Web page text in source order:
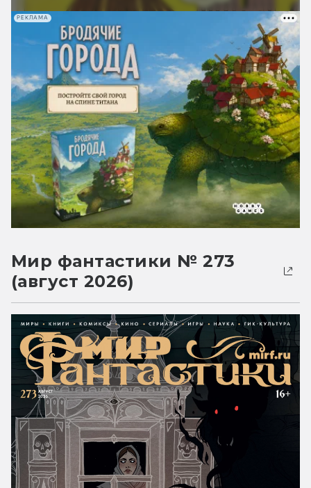
РЕКЛАМА
Мир фантастики № 273
(август 2026)